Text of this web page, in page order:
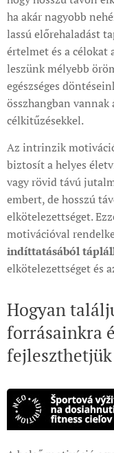
ha akár nagyobb
lassú előrehaladást
értelmet és a célokat
leszünk mélyebb
egészséges
összhangban vannak
célkitűzésekkel.
Az intrinzik
biztosít a helyes
vagy rövid távú
embert, de hosszú
elkötelezettséget.
motivációval
indíttatásából
elkötelezettséget és
Hogyan
forrásainkra